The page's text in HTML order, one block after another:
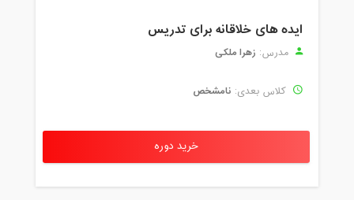
ایده های خلاقانه برای تدریس
مدرس: زهرا ملکی
کلاس بعدی: نامشخص
خرید دوره